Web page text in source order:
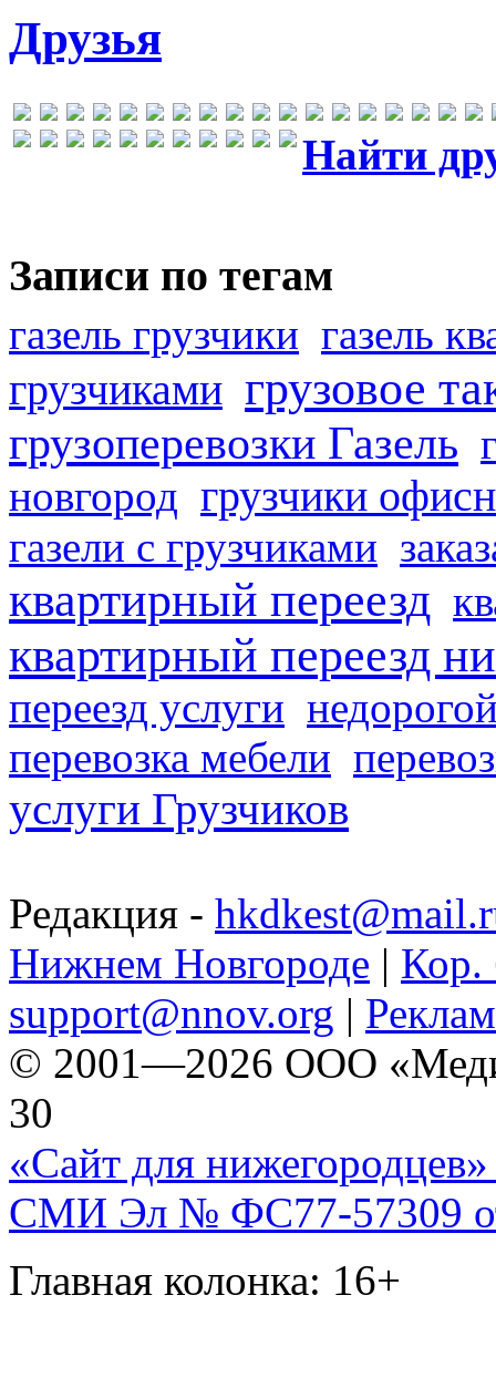
Друзья
Найти
Записи по тегам
газель грузчики газель
грузчиками грузовое
грузоперевозки Газель
новгород грузчики
газели с грузчиками
квартирный переезд
квартирный переезд
переезд услуги
перевозка мебели
услуги Грузчиков
Редакция -
Нижнем Новгороде | Кор.
support@nnov.org |
© 2001—2026 ООО
30
«Сайт для нижегородцев»
СМИ Эл № ФС77-57309
Главная колонка: 16+